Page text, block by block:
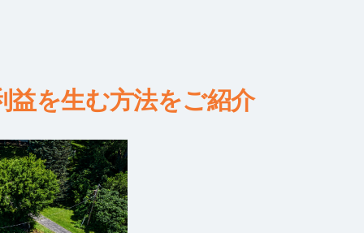
益を生む方法をご紹介